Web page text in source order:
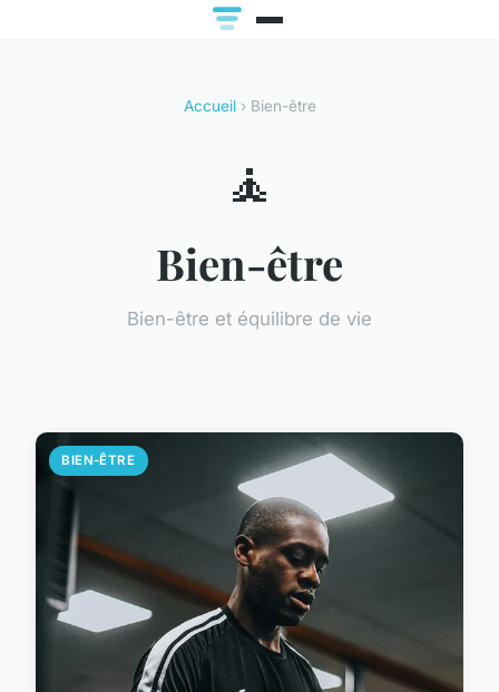
Accueil› Bien-être
🧘
Bien-être
Bien-être et équilibre de vie
BIEN-ÊTRE